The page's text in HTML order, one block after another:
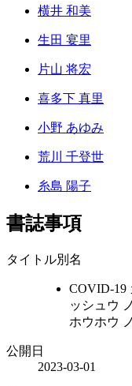
横井 和美
生田 宴里
片山 将宏
喜多下 真里
小野 あゆみ
荒川 千登世
糸島 陽子
書誌事項
タイトル別名
COVID-19
ッシュウ
ホウホウ
公開日
2023-03-01